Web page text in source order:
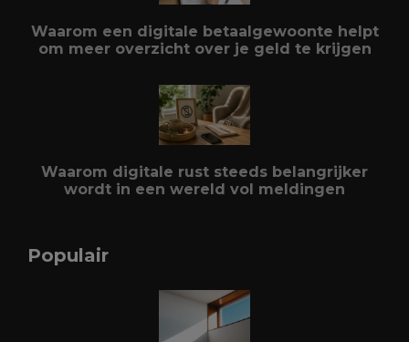
Waarom een digitale betaalgewoonte helpt
om meer overzicht over je geld te krijgen
Waarom digitale rust steeds belangrijker
wordt in een wereld vol meldingen
Populair